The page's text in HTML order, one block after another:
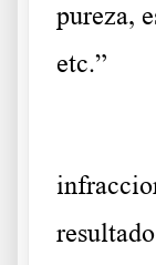
pureza,
etc.”